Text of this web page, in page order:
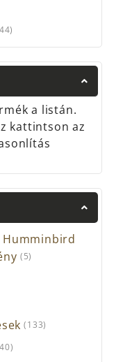
a listán.
kattintson az
(5)
(133)